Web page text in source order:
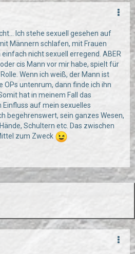
Ich stehe sexuell gesehen auf
Männern schlafen, mit Frauen
einfach nicht sexuell erregend. ABER
cis Mann vor mir habe, spielt für
Wenn ich weiß, der Mann ist
OPs untenrum, dann finde ich ihn
hat in meinem Fall das
Einfluss auf mein sexuelles
begehrenswert, sein ganzes Wesen,
Schultern etc. Das zwischen
zum Zweck